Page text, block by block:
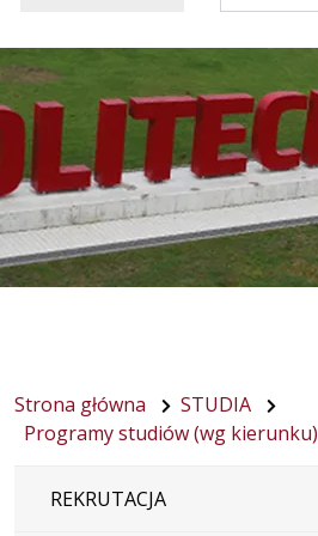
kontrastowa
Strona główna
STUDIA
Programy studiów (wg kierunku)
REKRUTACJA